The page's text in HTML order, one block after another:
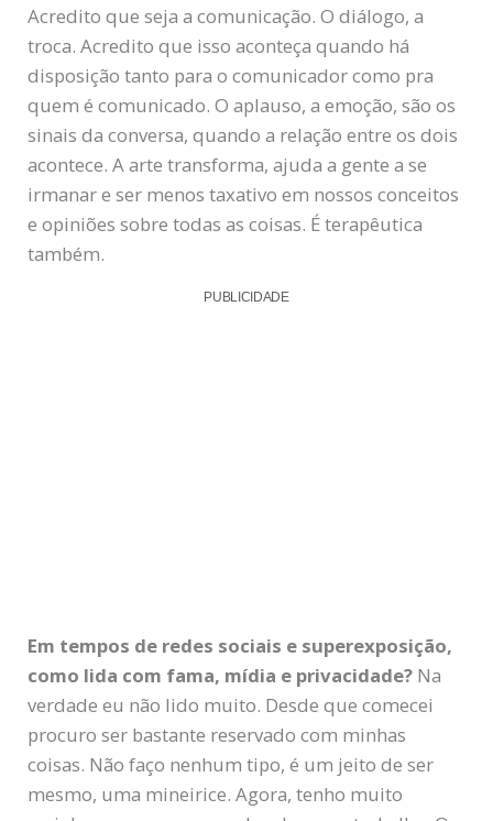
Acredito que seja a comunicação. O diálogo, a
troca. Acredito que isso aconteça quando há
disposição tanto para o comunicador como pra
quem é comunicado. O aplauso, a emoção, são os
sinais da conversa, quando a relação entre os dois
acontece. A arte transforma, ajuda a gente a se
irmanar e ser menos taxativo em nossos conceitos
e opiniões sobre todas as coisas. É terapêutica
também.
PUBLICIDADE
Em tempos de redes sociais e superexposição,
como lida com fama, mídia e privacidade? Na
verdade eu não lido muito. Desde que comecei
procuro ser bastante reservado com minhas
coisas. Não faço nenhum tipo, é um jeito de ser
mesmo, uma mineirice. Agora, tenho muito